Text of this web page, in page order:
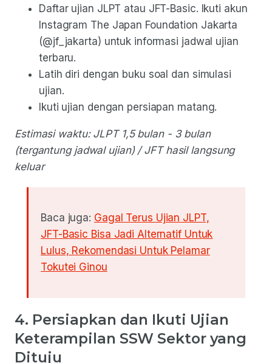
Daftar ujian JLPT atau JFT-Basic. Ikuti akun
Instagram The Japan Foundation Jakarta
(@jf_jakarta) untuk informasi jadwal ujian
terbaru.
Latih diri dengan buku soal dan simulasi
ujian.
Ikuti ujian dengan persiapan matang.
Estimasi waktu: JLPT 1,5 bulan - 3 bulan
(tergantung jadwal ujian) / JFT hasil langsung
keluar
Baca juga: Gagal Terus Ujian JLPT,
JFT-Basic Bisa Jadi Alternatif Untuk
Lulus, Rekomendasi Untuk Pelamar
Tokutei Ginou
4. Persiapkan dan Ikuti Ujian
Keterampilan SSW Sektor yang
Dituju